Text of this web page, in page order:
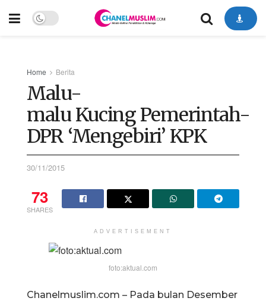
Home Berita
Malu-
malu Kucing Pemerintah-
DPR ‘Mengebiri’ KPK
30/11/2015
73
SHARES
ADVERTISEMENT
foto:aktual.com
Chanelmuslim.com – Pada bulan Desember